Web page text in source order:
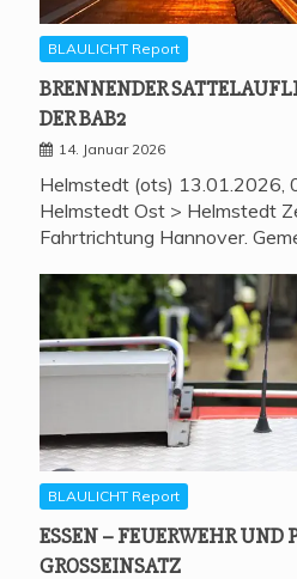
BLAULICHT Report
BREN­NEN­DER
DER BAB2
14. Januar 2026
Helmstedt (ots) 13.01.2026,
Helmstedt Ost > Helmstedt
Fahrtrichtung Hannover.
BLAULICHT Report
ESSEN – FEU­ER­WEHR UND
GROSSEINSATZ